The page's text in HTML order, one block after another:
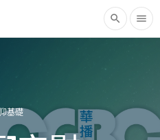
search menu
基礎